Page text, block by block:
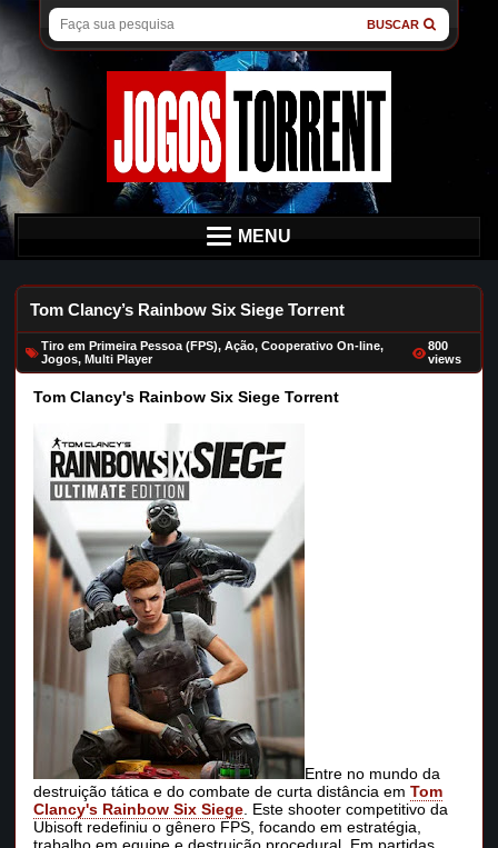
BUSCAR
MENU
Tom Clancy’s Rainbow Six Siege Torrent
Tiro em Primeira Pessoa (FPS),Ação,Cooperativo On-line,
Jogos,Multi Player
800
views
Tom Clancy's Rainbow Six Siege Torrent
Entre no mundo da
destruição tática e do combate de curta distância emTom
Clancy's Rainbow Six Siege . Este shooter competitivo da
Ubisoft redefiniu o gênero FPS, focando em estratégia,